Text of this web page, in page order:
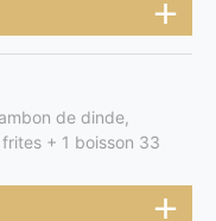
de dinde,
+ 1 boisson 33